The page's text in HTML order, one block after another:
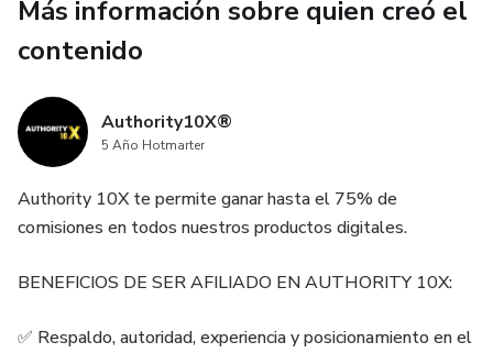
Más información sobre quien creó el
contenido
Authority10X®
5 Año Hotmarter
Authority 10X te permite ganar hasta el 75% de
comisiones en todos nuestros productos digitales.
BENEFICIOS DE SER AFILIADO EN AUTHORITY 10X:
✅ Respaldo, autoridad, experiencia y posicionamiento en el